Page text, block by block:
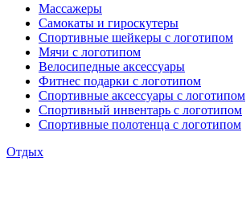
Массажеры
Самокаты и гироскутеры
Спортивные шейкеры с логотипом
Мячи с логотипом
Велосипедные аксессуары
Фитнес подарки с логотипом
Спортивные аксессуары с логотипом
Спортивный инвентарь с логотипом
Спортивные полотенца с логотипом
Отдых